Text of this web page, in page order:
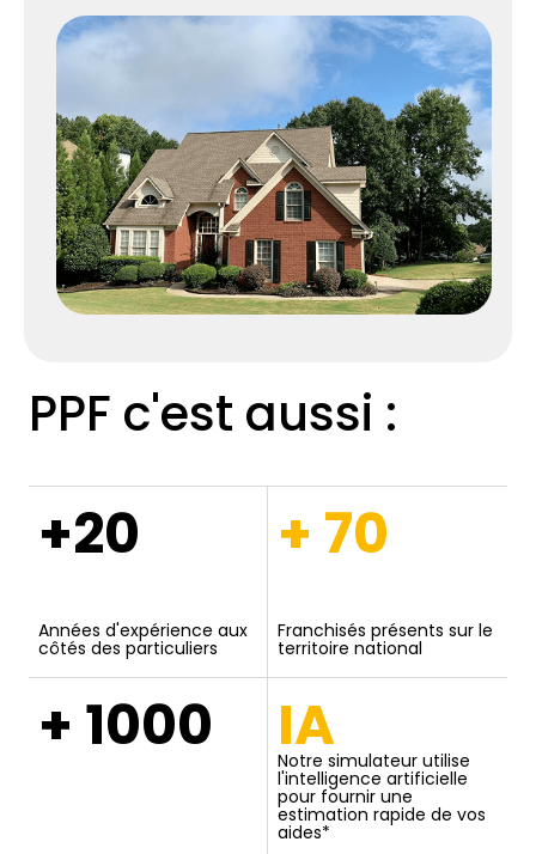
PPF c'est aussi :
+20
Années d'expérience aux
côtés des particuliers
+ 70
Franchisés présents sur le
territoire national
+ 1000 IA
Notre simulateur utilise
l'intelligence artificielle
pour fournir une
estimation rapide de vos
aides*